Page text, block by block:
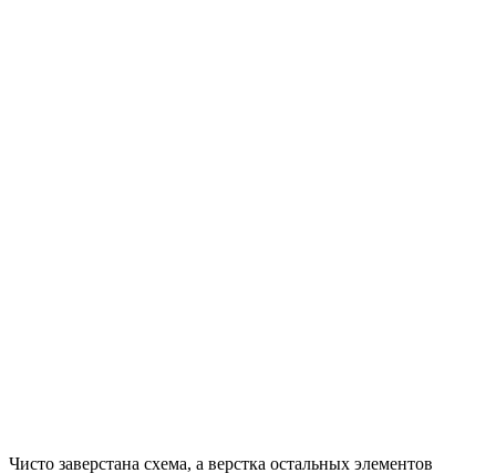
Чисто заверстана схема, а верстка остальных элементов